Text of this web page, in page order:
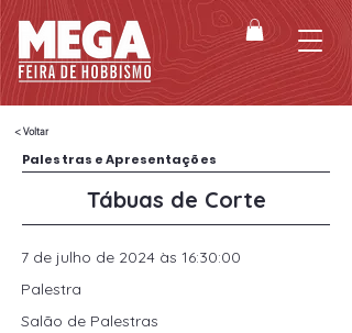
< Voltar
Palestras e Apresentações
Tábuas de Corte
7 de julho de 2024 às 16:30:00
Palestra
Salão de Palestras